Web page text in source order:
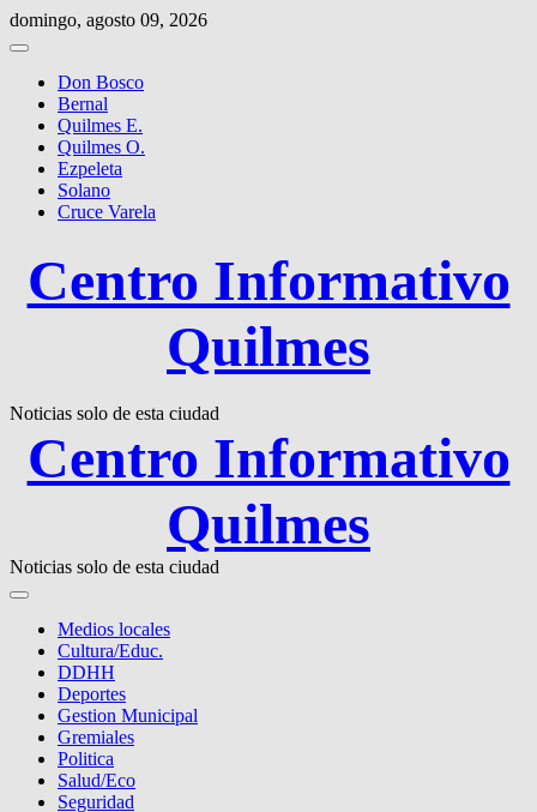
Saltar
al
domingo, agosto 09, 2026
Don Bosco
Bernal
Quilmes E.
Quilmes O.
Ezpeleta
Solano
Cruce Varela
Centro Informativo
Quilmes
Noticias solo de esta ciudad
Centro Informativo
Quilmes
Noticias solo de esta ciudad
Medios locales
Cultura/Educ.
DDHH
Deportes
Gestion Municipal
Gremiales
Politica
Salud/Eco
Seguridad